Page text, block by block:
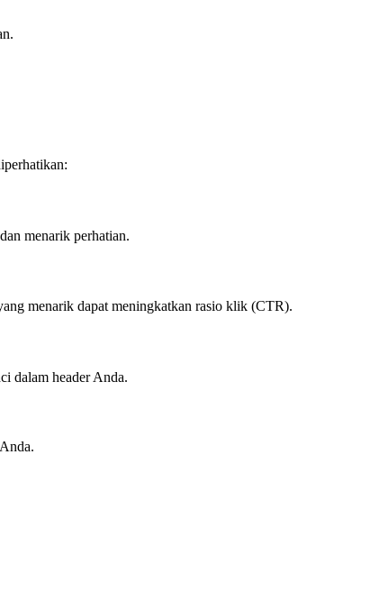
menarik perhatian.
menarik dapat meningkatkan rasio klik (CTR).
dalam header Anda.